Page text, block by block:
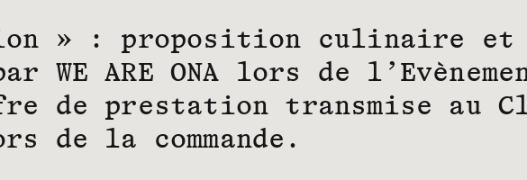
» : proposition culinaire et
WE ARE ONA lors de
de prestation transmise au
de la commande.